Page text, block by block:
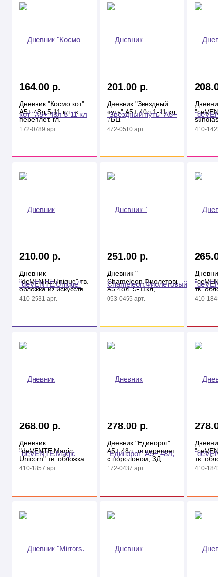
164.00 р.
Дневник "Космо кот"
А5+ 48л 5-11 кл тв.
переплёт, гл.
ламинация
172-0789 арт.
201.00 р.
Дневник "Звездный
путь" А5+ 40л 1-11 кл.
7БЦ
472-0510 арт. 410-
210.00 р.
Дневник
"deVENTE.Unique" тв.
обложка из искусств.
кожи
410-2531 арт.
251.00 р.
Дневник "
Chameleon.Фиолетовый"
А5 48л. 5-11кл,
интегр. перепл со
053-0455 арт.
тв.
410-
268.00 р.
Дневник
"deVENTE.Magic
Unicorn" тв. обложка
из искусств. кожи,
410-1857 арт.
278.00 р.
Дневник "Единорог"
А5+ 48л, тв.переплет
с поролоном, 3Д
дизайн, серый
172-0437 арт.
тв.
410-